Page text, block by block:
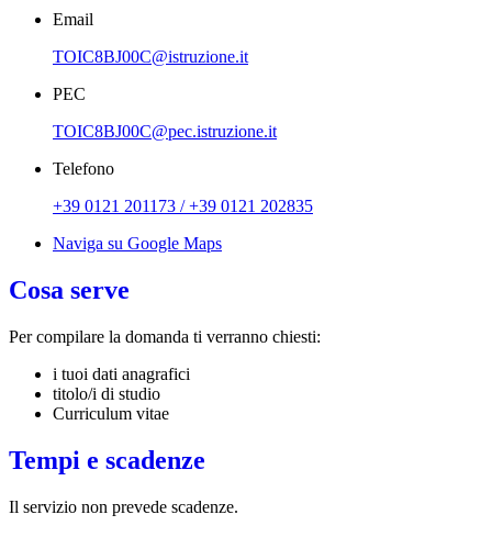
Email
TOIC8BJ00C@istruzione.it
PEC
TOIC8BJ00C@pec.istruzione.it
Telefono
+39 0121 201173 / +39 0121 202835
Naviga su Google Maps
Cosa serve
Per compilare la domanda ti verranno chiesti:
i tuoi dati anagrafici
titolo/i di studio
Curriculum vitae
Tempi e scadenze
Il servizio non prevede scadenze.